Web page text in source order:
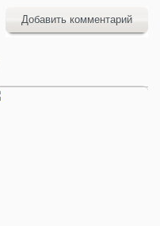
Добавить комментарий